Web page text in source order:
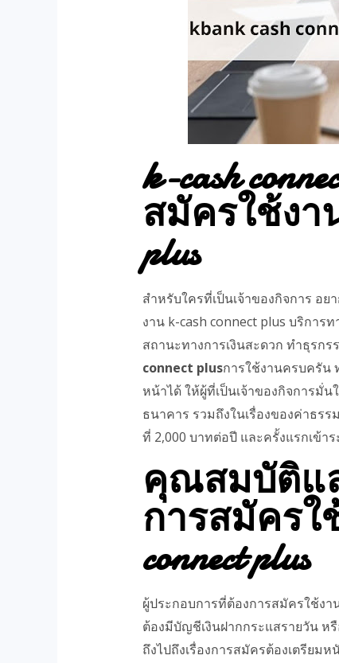
k-cash
สมัครใช้งาน
plus
สำหรับใครที่เป็นเจ้าของกิจการ อย
งาน k-cash connect plus บริการ
สถานะทางการเงินสะดวก ทำธุรกร
connect plusการใช้งานครบครัน
หน้าได้ ให้ผู้ที่เป็นเจ้าของกิจการมั่
ธนาคาร รวมถึงในเรื่องของค่าธรร
ที่ 2,000 บาทต่อปี และครั้งแรกเข้า
คุณสมบัติแ
การสมัครใ
connect plus
ผู้ประกอบการที่ต้องการสมัครใช้งา
ต้องมีบัญชีเงินฝากกระแสรายวัน ห
ถึงไปถึงเรื่องการสมัครต้องเตรีย